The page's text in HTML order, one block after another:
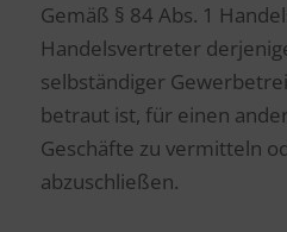
Gemäß § 84 Abs. 1
Handelsvertreter
selbständiger
betraut ist, für einen
Geschäfte zu vermitteln
abzuschließen.